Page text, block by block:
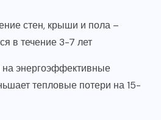
стен, крыши и пола –
в течение 3-7 лет
энергоэффективные
тепловые потери на 15-